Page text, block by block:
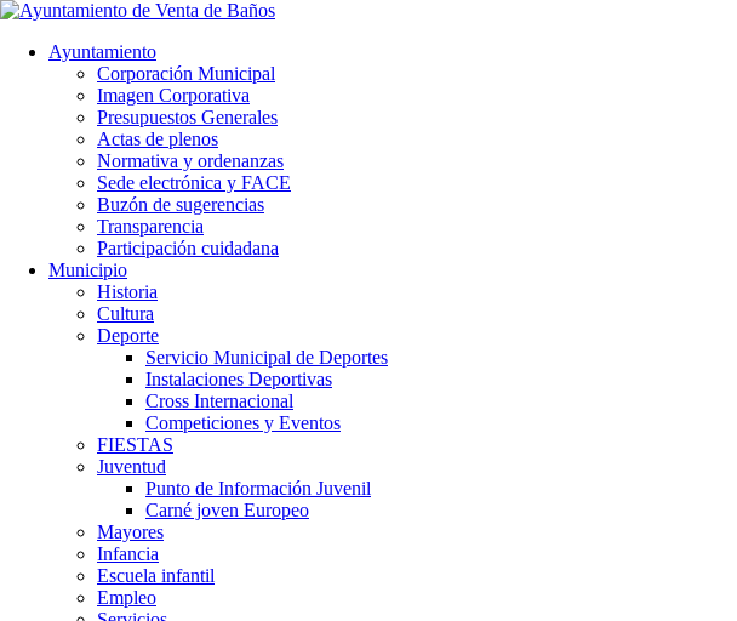
Ayuntamiento
Corporación Municipal
Imagen Corporativa
Presupuestos Generales
Actas de plenos
Normativa y ordenanzas
Sede electrónica y FACE
Buzón de sugerencias
Transparencia
Participación cuidadana
Municipio
Historia
Cultura
Deporte
Servicio Municipal de Deportes
Instalaciones Deportivas
Cross Internacional
Competiciones y Eventos
FIESTAS
Juventud
Punto de Información Juvenil
Carné joven Europeo
Mayores
Infancia
Escuela infantil
Empleo